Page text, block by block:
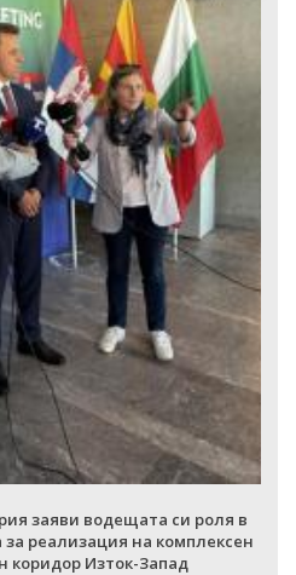
заяви водещата си роля в
реализация на комплексен
коридор Изток-Запад